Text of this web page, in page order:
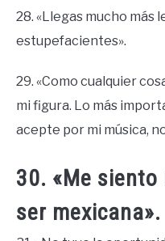
28. «Llegas mucho más
estupefacientes».
29. «Como cualquier
mi figura. Lo más
acepte por mi música,
30. «Me
ser mexicana».